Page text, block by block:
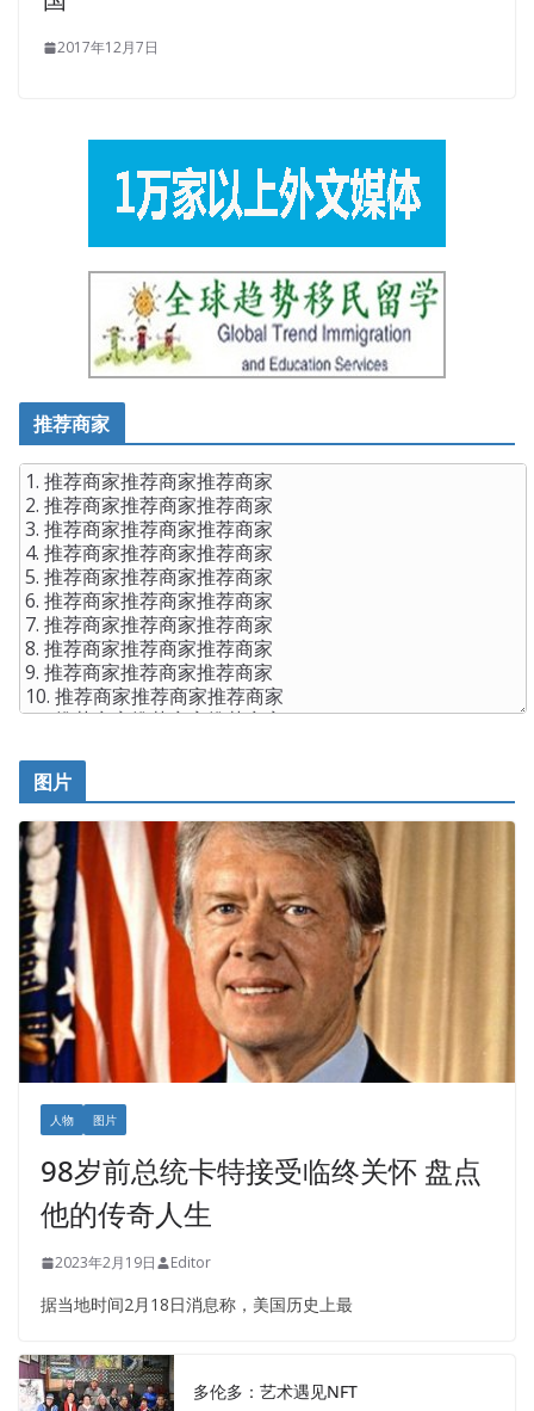
2017年12月7日
推荐商家
图片
人物 图片
98岁前总统卡特接受临终关怀 盘点
他的传奇人生
2023年2月19日 Editor
据当地时间2月18日消息称，美国历史上最
多伦多：艺术遇见NFT